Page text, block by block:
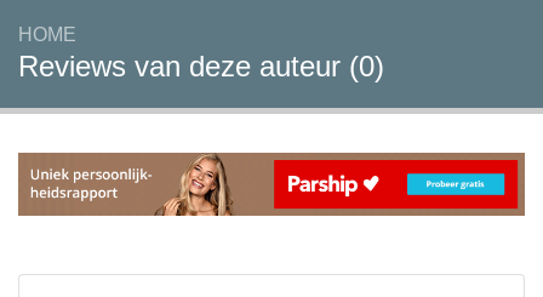
HOME
Reviews van deze auteur (0)